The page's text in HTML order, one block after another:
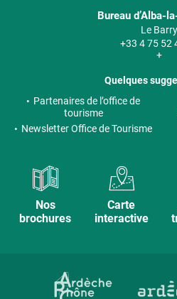
Bureau d’Alba-
Le Barry
+33 4 75 52
+
Quelques
Partenaires de l’office de
tourisme
Newsletter Office de Tourisme
Nos
brochures
Carte
interactive